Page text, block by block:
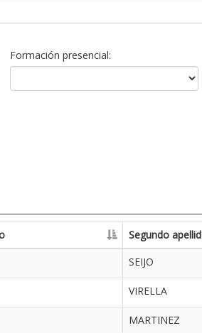
Formación presencial:
Segundo
SEIJO
VIRELLA
MARTINEZ